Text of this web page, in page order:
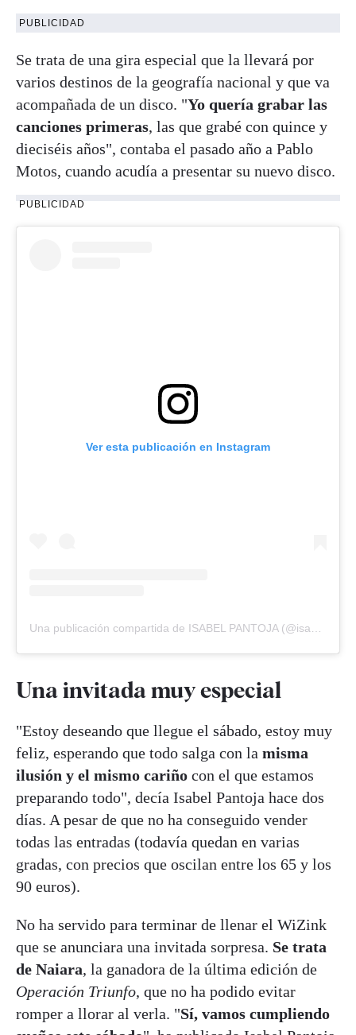
PUBLICIDAD
Se trata de una gira especial que la llevará por
varios destinos de la geografía nacional y que va
acompañada de un disco. "Yo quería grabar las
canciones primeras, las que grabé con quince y
dieciséis años", contaba el pasado año a Pablo
Motos, cuando acudía a presentar su nuevo disco.
PUBLICIDAD
Ver esta publicación en Instagram
Una invitada muy especial
"Estoy deseando que llegue el sábado, estoy muy
feliz, esperando que todo salga con la misma
ilusión y el mismo cariño con el que estamos
preparando todo", decía Isabel Pantoja hace dos
días. A pesar de que no ha conseguido vender
todas las entradas (todavía quedan en varias
gradas, con precios que oscilan entre los 65 y los
90 euros).
No ha servido para terminar de llenar el WiZink
que se anunciara una invitada sorpresa. Se trata
de Naiara, la ganadora de la última edición de
Operación Triunfo, que no ha podido evitar
romper a llorar al verla. "Sí, vamos cumpliendo